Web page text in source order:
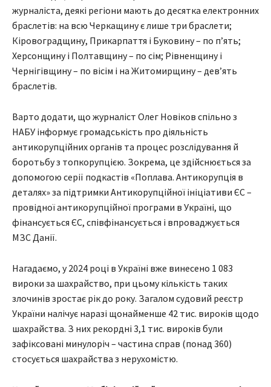
журналіста, деякі регіони мають до десятка електронних
браслетів: на всю Черкащину є лише три браслети;
Кіровоградщину, Прикарпаття і Буковину – по п’ять;
Херсонщину і Полтавщину – по сім; Рівненщину і
Чернігівщину – по вісім і на Житомирщину – дев’ять
браслетів.
Варто додати, що журналіст Олег Новіков спільно з
НАБУ інформує громадськість про діяльність
антикорупційних органів та процес розслідування й
боротьбу з топкорупцією. Зокрема, це здійснюється за
допомогою серії подкастів «Поплава. Антикорупція в
деталях» за підтримки Антикорупційної ініціативи ЄС –
провідної антикорупційної програми в Україні, що
фінансується ЄС, співфінансується і впроваджується
МЗС Данії.
Нагадаємо, у 2024 році в Україні вже винесено 1 083
вироки за шахрайство, при цьому кількість таких
злочинів зростає рік до року. Загалом судовий реєстр
України налічує наразі щонайменше 42 тис. вироків щодо
шахрайства. З них рекордні 3,1 тис. вироків були
зафіксовані минулоріч – частина справ (понад 360)
стосується шахрайства з нерухомістю.